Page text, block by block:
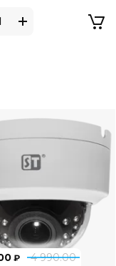
4 990.00
₽